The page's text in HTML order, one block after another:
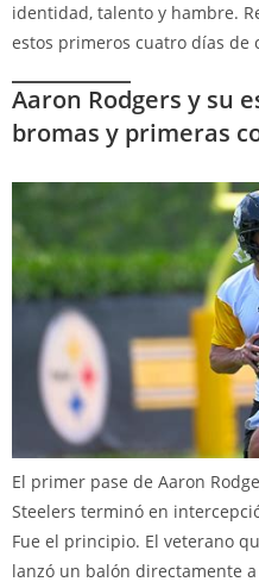
identidad, talento y hambre.
estos primeros cuatro días de
Aaron Rodgers y su
bromas y primeras
El primer pase de Aaron
Steelers terminó en
Fue el principio. El veterano
lanzó un balón directamente